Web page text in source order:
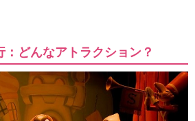
：どんなアトラクション？